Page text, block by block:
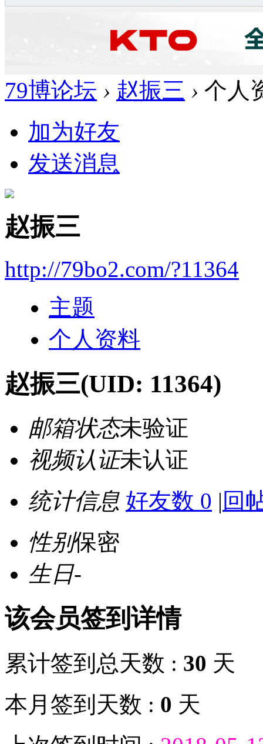
79博论坛 › 赵振三 › 个人
加为好友
发送消息
赵振三
http://79bo2.com/?11364
主题
个人资料
赵振三(UID: 11364)
邮箱状态未验证
视频认证未认证
统计信息 好友数 0 | 回
性别保密
生日-
该会员签到详情
累计签到总天数 : 30 天
本月签到天数 : 0 天